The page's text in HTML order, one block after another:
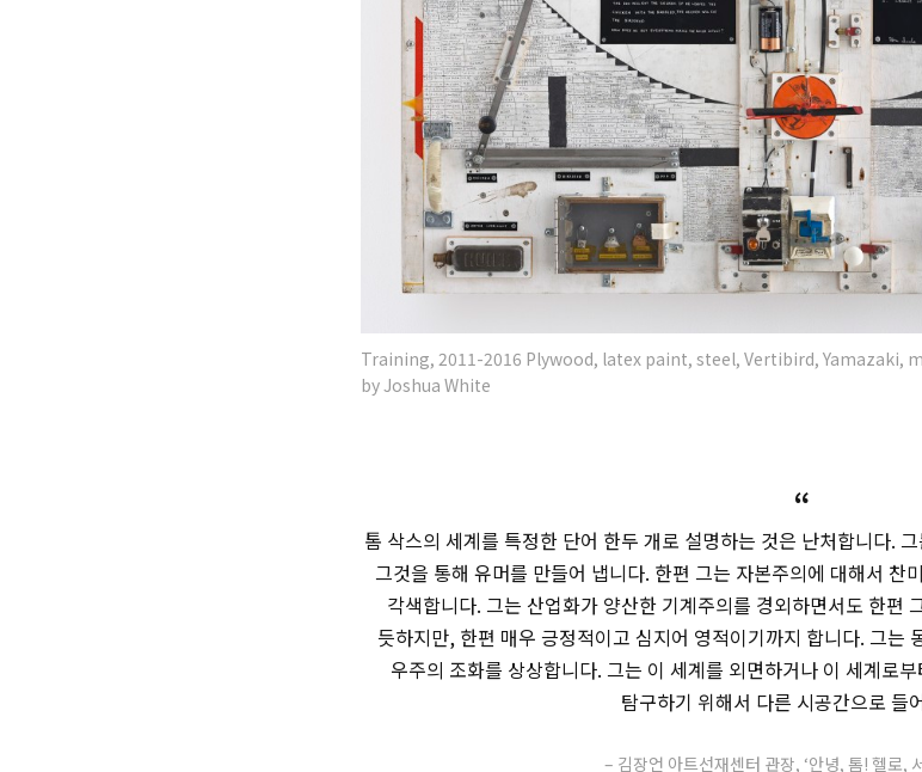
Training, 2011-2016 Plywood, latex paint, steel, Vertibird, Yamazaki,
by Joshua White
“
톰 삭스의 세계를 특정한 단어 한두 개로 설명하는 것은 난처합니다.
그것을 통해 유머를 만들어 냅니다. 한편 그는 자본주의에 대해서 찬
각색합니다. 그는 산업화가 양산한 기계주의를 경외하면서도 한편
듯하지만, 한편 매우 긍정적이고 심지어 영적이기까지 합니다. 그는
우주의 조화를 상상합니다. 그는 이 세계를 외면하거나 이 세계로
탐구하기 위해서 다른 시공간으로 들
– 김장언 아트선재센터 관장, ‘안녕, 톰! 헬로,